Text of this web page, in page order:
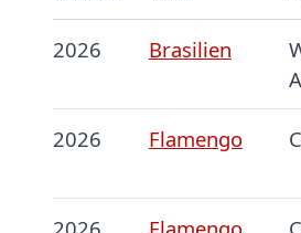
2026 Brasilien
2026 Flamengo